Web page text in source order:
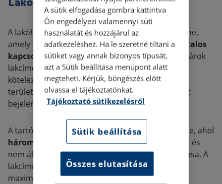
A lakóhely annak a lakásnak vagy szállásnak a címe,
amely az állammal és a szervezetekkel való hivatalos
kapcsolattartásmegalapozásául szolgál. A polgárok
lakcímének nyilvántartásáról szóló törvény
kötelezettségként írja elő, hogy a Magyarország
területén élő polgár köteles a lakóhelyének címét
bejelenteni.
A tartózkodási hely pedig annak a lakásnak a címe, ahol
három hónapnál hosszabb ideigtartózkodunk, és
nem áll szándékunkban a lakóhely megváltoztatása. A
lakcímnyilvántartásban és a lakcímkártyánkon is
maximum egy lakóhely és egy tartózkodási hely
A sütik elfogadása gombra kattintva
Ön engedélyezi valamennyi süti
használatát és hozzájárul az
adatkezeléshez. Ha le szeretné tiltani a
sütiket vagy annak bizonyos típusát,
azt a Sütik beállítása menüpont alatt
megteheti. Kérjük, böngészés előtt
olvassa el tájékoztatónkat.
Tájékoztató sütikezelésről
Sütik beállítása
Összes elutasítása